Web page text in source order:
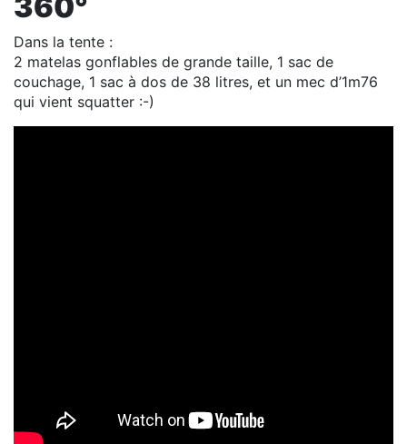
Dans la tente :
2 matelas gonflables de grande taille, 1 sac de
couchage, 1 sac à dos de 38 litres, et un mec d’1m76
qui vient squatter :-)